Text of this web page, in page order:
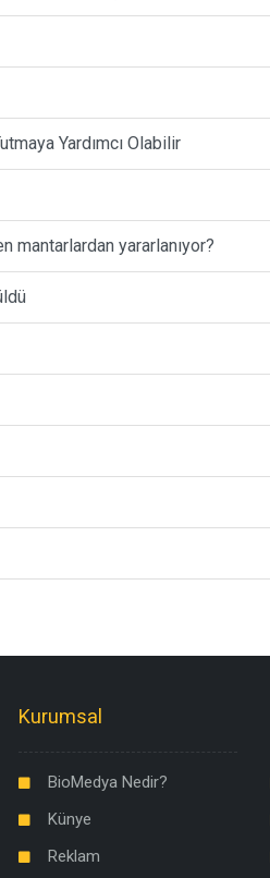
Yardımcı Olabilir
mantarlardan yararlanıyor?
Kurumsal
BioMedya Nedir?
Künye
Reklam